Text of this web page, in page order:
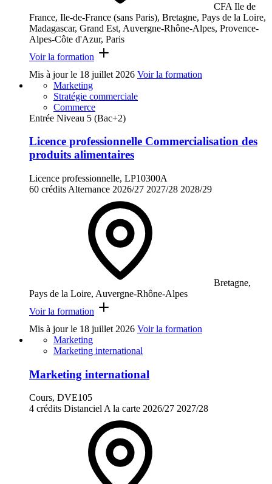
CFA Ile de
France, Ile-de-France (sans Paris), Bretagne, Pays de la Loire,
Madagascar, Grand Est, Auvergne-Rhône-Alpes, Provence-
Alpes-Côte d'Azur, Paris
Voir la formation
Mis à jour le 18 juillet 2026 Voir la formation
Marketing
Stratégie commerciale
Commerce
Entrée Niveau 5 (Bac+2)
Licence professionnelle Commercialisation des
produits alimentaires
Licence professionnelle, LP10300A
60 crédits Alternance 2026/27 2027/28 2028/29
Bretagne,
Pays de la Loire, Auvergne-Rhône-Alpes
Voir la formation
Mis à jour le 18 juillet 2026 Voir la formation
Marketing
Marketing international
Marketing international
Cours, DVE105
4 crédits DistancielA la carte 2026/27 2027/28